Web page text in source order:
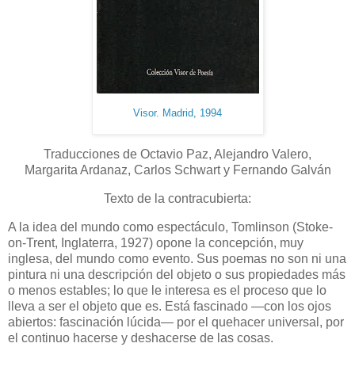
Visor. Madrid, 1994
Traducciones de Octavio Paz, Alejandro Valero,
Margarita Ardanaz, Carlos Schwart y Fernando Galván
Texto de la contracubierta:
A la idea del mundo como espectáculo, Tomlinson (Stoke-
on-Trent, Inglaterra, 1927) opone la concepción, muy
inglesa, del mundo como evento. Sus poemas no son ni una
pintura ni una descripción del objeto o sus propiedades más
o menos estables; lo que le interesa es el proceso que lo
lleva a ser el objeto que es. Está fascinado —con los ojos
abiertos: fascinación lúcida— por el quehacer universal, por
el continuo hacerse y deshacerse de las cosas.